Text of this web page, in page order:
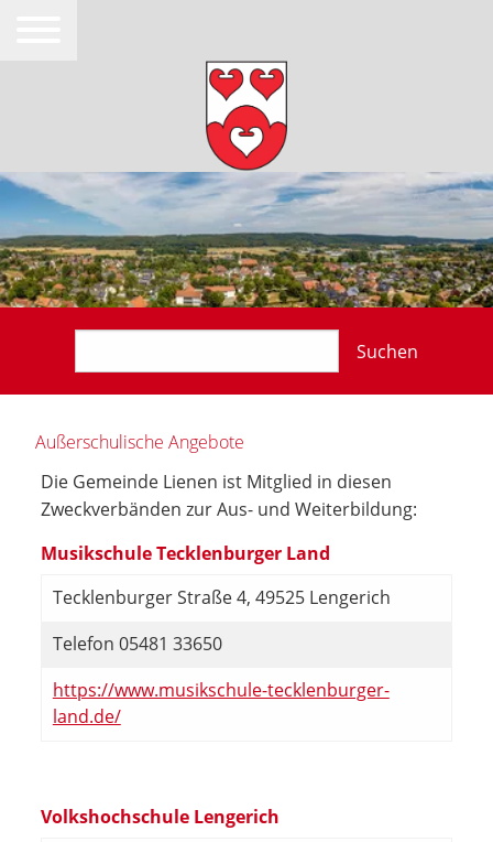
Suchen
Außerschulische Angebote
Die Gemeinde Lienen ist Mitglied in diesen
Zweckverbänden zur Aus- und Weiterbildung:
Musikschule Tecklenburger Land
Tecklenburger Straße 4, 49525 Lengerich
Telefon 05481 33650
https://www.musikschule-tecklenburger-
land.de/
Volkshochschule Lengerich